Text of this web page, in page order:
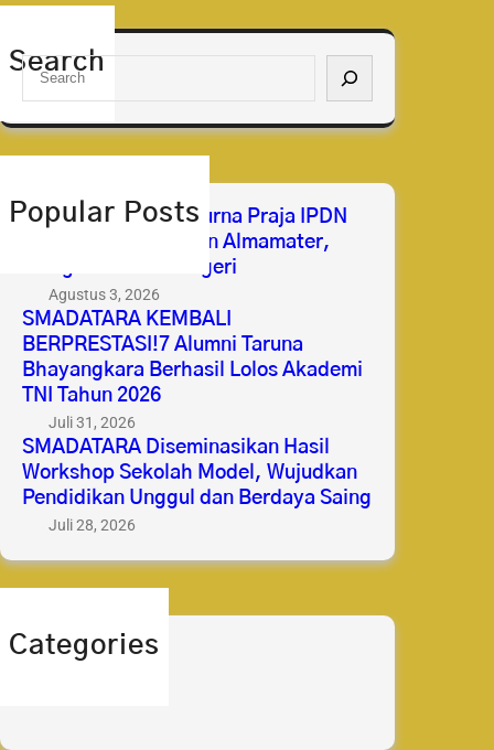
Search
S
a
h
Popular Posts
Selamat & Sukses Purna Praja IPDN
2026 Membanggakan Almamater,
Mengabdi untuk Negeri
Agustus 3, 2026
SMADATARA KEMBALI
BERPRESTASI!7 Alumni Taruna
Bhayangkara Berhasil Lolos Akademi
TNI Tahun 2026
Juli 31, 2026
SMADATARA Diseminasikan Hasil
Workshop Sekolah Model, Wujudkan
Pendidikan Unggul dan Berdaya Saing
Juli 28, 2026
Categories